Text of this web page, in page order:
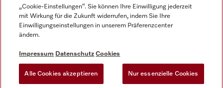
Datenschutz
Nutzungsbedingungen
Gesetzen über digitale Dienste
Cookie-Einstellungen
„Cookie-Einstellungen“. Sie können Ihre Einwilligung jederzeit
mit Wirkung für die Zukunft widerrufen, indem Sie Ihre
Einwilligungseinstellungen in unserem Präferenzcenter
ändern.
Impressum Datenschutz Cookies
Alle Cookies akzeptieren Nur essenzielle Cookies